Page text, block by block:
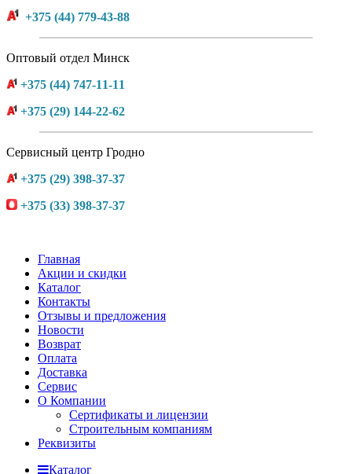
+375 (44) 779-43-88
Оптовый отдел Минск
+375 (44) 747-11-11
+375 (29) 144-22-62
Сервисный центр Гродно
+375 (29) 398-37-37
+375 (33) 398-37-37
Главная
Акции и скидки
Каталог
Контакты
Отзывы и предложения
Новости
Возврат
Оплата
Доставка
Сервис
О Компании
Сертификаты и лицензии
Строительным компаниям
Реквизиты
Каталог